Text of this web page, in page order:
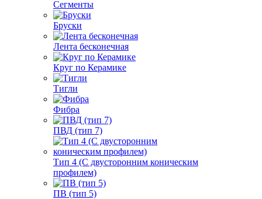
Сегменты
Бруски
Лента бесконечная
Круг по Керамике
Тигли
Фибра
ПВД (тип 7)
Тип 4 (С двусторонним коническим
профилем)
ПВ (тип 5)